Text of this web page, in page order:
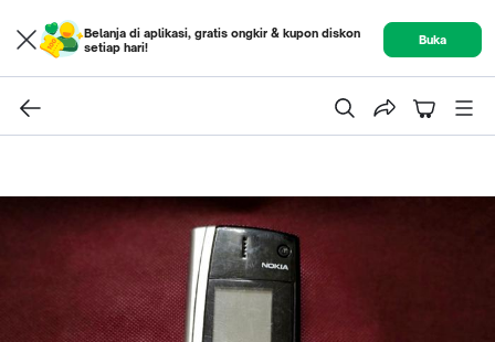
Belanja di aplikasi, gratis ongkir & kupon diskon
setiap hari!
Buka